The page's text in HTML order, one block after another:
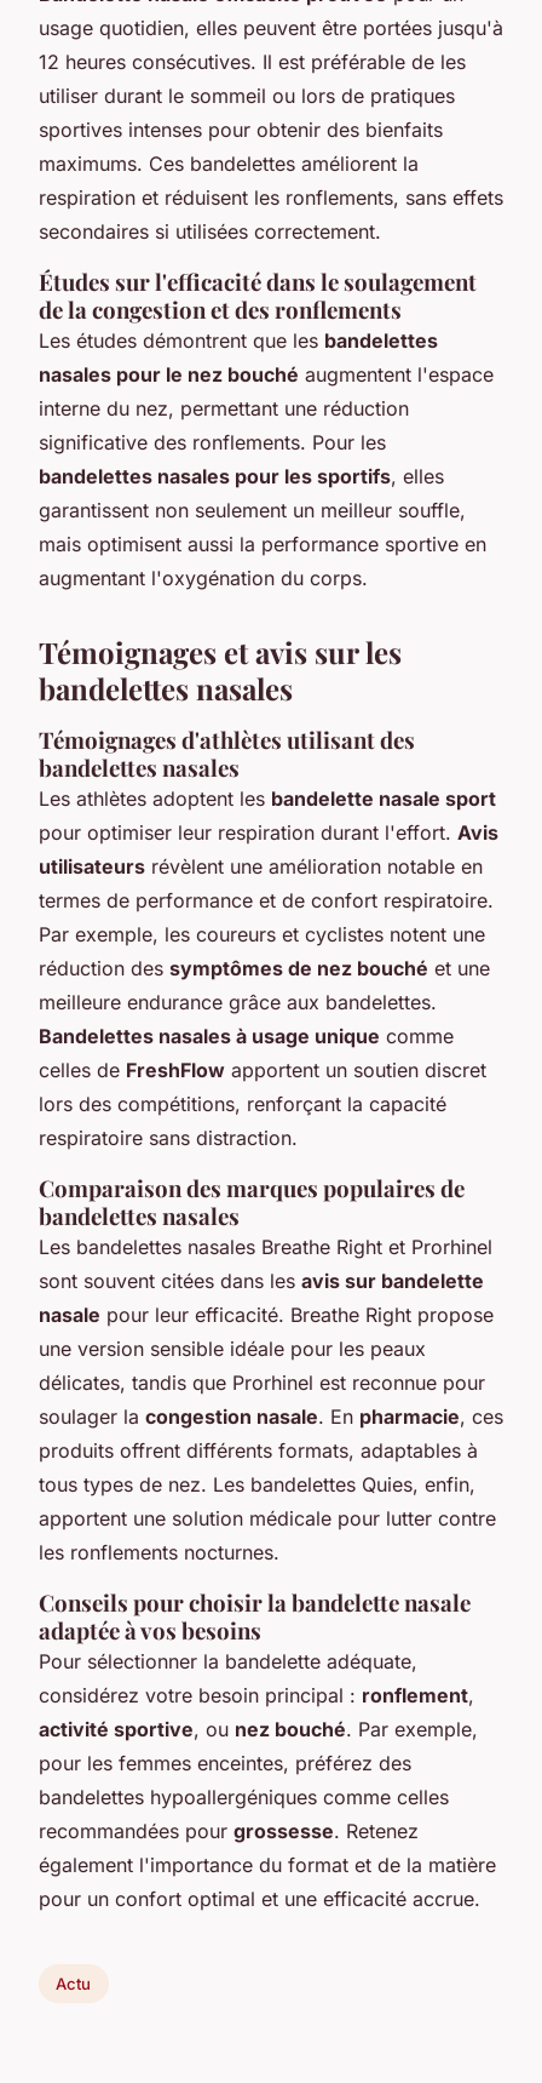
usage quotidien, elles peuvent être portées jusqu'à
12 heures consécutives. Il est préférable de les
utiliser durant le sommeil ou lors de pratiques
sportives intenses pour obtenir des bienfaits
maximums. Ces bandelettes améliorent la
respiration et réduisent les ronflements, sans effets
secondaires si utilisées correctement.
Études sur l'efficacité dans le soulagement
de la congestion et des ronflements
Les études démontrent que les bandelettes
nasales pour le nez bouché augmentent l'espace
interne du nez, permettant une réduction
significative des ronflements. Pour les
bandelettes nasales pour les sportifs, elles
garantissent non seulement un meilleur souffle,
mais optimisent aussi la performance sportive en
augmentant l'oxygénation du corps.
Témoignages et avis sur les
bandelettes nasales
Témoignages d'athlètes utilisant des
bandelettes nasales
Les athlètes adoptent les bandelette nasale sport
pour optimiser leur respiration durant l'effort. Avis
utilisateurs révèlent une amélioration notable en
termes de performance et de confort respiratoire.
Par exemple, les coureurs et cyclistes notent une
réduction des symptômes de nez bouché et une
meilleure endurance grâce aux bandelettes.
Bandelettes nasales à usage unique comme
celles de FreshFlow apportent un soutien discret
lors des compétitions, renforçant la capacité
respiratoire sans distraction.
Comparaison des marques populaires de
bandelettes nasales
Les bandelettes nasales Breathe Right et Prorhinel
sont souvent citées dans les avis sur bandelette
nasale pour leur efficacité. Breathe Right propose
une version sensible idéale pour les peaux
délicates, tandis que Prorhinel est reconnue pour
soulager la congestion nasale. En pharmacie, ces
produits offrent différents formats, adaptables à
tous types de nez. Les bandelettes Quies, enfin,
apportent une solution médicale pour lutter contre
les ronflements nocturnes.
Conseils pour choisir la bandelette nasale
adaptée à vos besoins
Pour sélectionner la bandelette adéquate,
considérez votre besoin principal : ronflement,
activité sportive, ou nez bouché. Par exemple,
pour les femmes enceintes, préférez des
bandelettes hypoallergéniques comme celles
recommandées pour grossesse. Retenez
également l'importance du format et de la matière
pour un confort optimal et une efficacité accrue.
Actu